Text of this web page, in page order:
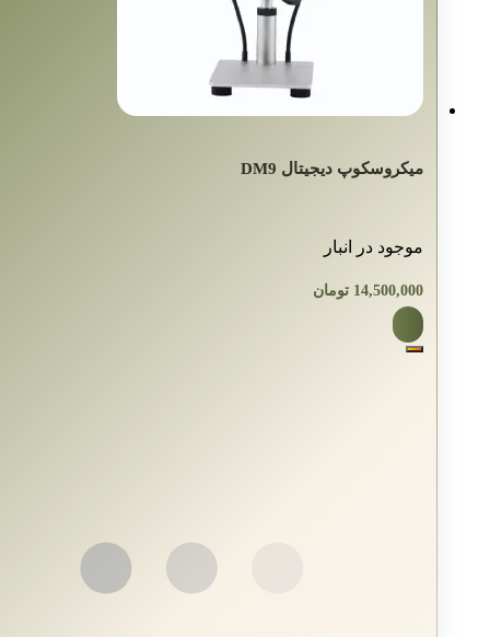
میکروسکوپ دیجیتال DM9
موجود در انبار
14,500,000 تومان